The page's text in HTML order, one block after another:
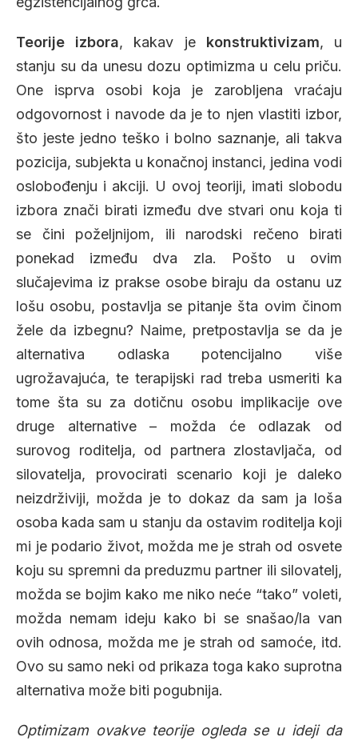
Teorije izbora, kakav je konstruktivizam, u
stanju su da unesu dozu optimizma u celu priču.
One isprva osobi koja je zarobljena vraćaju
odgovornost i navode da je to njen vlastiti izbor,
što jeste jedno teško i bolno saznanje, ali takva
pozicija, subjekta u konačnoj instanci, jedina vodi
oslobođenju i akciji. U ovoj teoriji, imati slobodu
izbora znači birati između dve stvari onu koja ti
se čini poželjnijom, ili narodski rečeno birati
ponekad između dva zla. Pošto u ovim
slučajevima iz prakse osobe biraju da ostanu uz
lošu osobu, postavlja se pitanje šta ovim činom
žele da izbegnu? Naime, pretpostavlja se da je
alternativa odlaska potencijalno više
ugrožavajuća, te terapijski rad treba usmeriti ka
tome šta su za dotičnu osobu implikacije ove
druge alternative – možda će odlazak od
surovog roditelja, od partnera zlostavljača, od
silovatelja, provocirati scenario koji je daleko
neizdrživiji, možda je to dokaz da sam ja loša
osoba kada sam u stanju da ostavim roditelja koji
mi je podario život, možda me je strah od osvete
koju su spremni da preduzmu partner ili silovatelj,
možda se bojim kako me niko neće “tako” voleti,
možda nemam ideju kako bi se snašao/la van
ovih odnosa, možda me je strah od samoće, itd.
Ovo su samo neki od prikaza toga kako suprotna
alternativa može biti pogubnija.
Optimizam ovakve teorije ogleda se u ideji da